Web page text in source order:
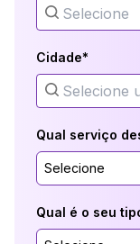
Cidade*
Qual serviço
Selecione
Qual é o seu